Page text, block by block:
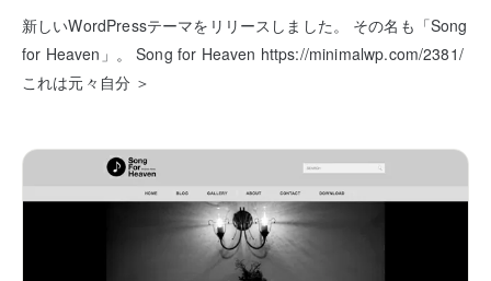
新しいWordPressテーマをリリースしました。 その名も「Song
for Heaven」。 Song for Heaven https://minimalwp.com/2381/
これは元々自分 ＞